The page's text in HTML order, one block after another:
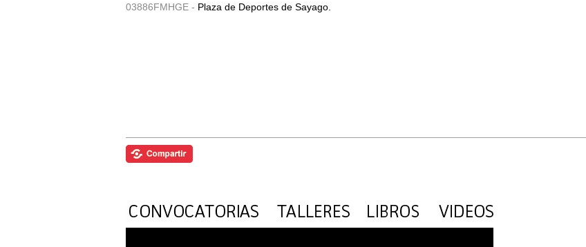
03886FMHGE - Plaza de Deportes de Sayago.